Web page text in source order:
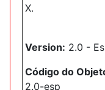
X.
Version: 2.0 -
Código do
2.0-esp